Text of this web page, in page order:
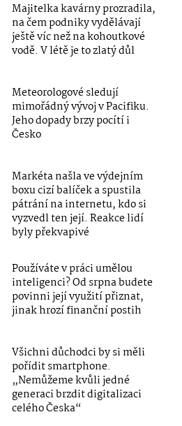
Majitelka kavárny prozradila,
na čem podniky vydělávají
ještě víc než na kohoutkové
vodě. V létě je to zlatý důl
Meteorologové sledují
mimořádný vývoj v Pacifiku.
Jeho dopady brzy pocítí i
Česko
Markéta našla ve výdejním
boxu cizí balíček a spustila
pátrání na internetu, kdo si
vyzvedl ten její. Reakce lidí
byly překvapivé
Používáte v práci umělou
inteligenci? Od srpna budete
povinni její využití přiznat,
jinak hrozí finanční postih
Všichni důchodci by si měli
pořídit smartphone.
„Nemůžeme kvůli jedné
generaci brzdit digitalizaci
celého Česka“